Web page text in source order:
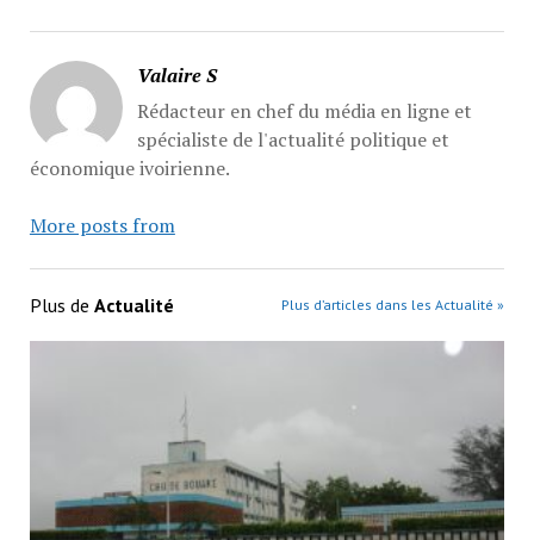
Valaire S
Rédacteur en chef du média en ligne et
spécialiste de l'actualité politique et
économique ivoirienne.
More posts from
Plus de Actualité Plus d’articles dans les Actualité »